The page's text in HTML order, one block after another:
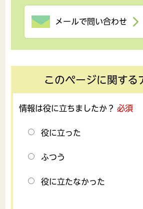
メールで問い合わせ
このページに関する
情報は役に立ちましたか？ 必須
役に立った
ふつう
役に立たなかった